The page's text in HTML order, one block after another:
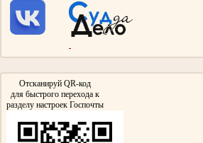
Дед Абдрашитовой Мусфиры Габдулловны -
Участвовал в сражении на Курской Дуге и
Награжден Орденом Красной звезды, Медалью
Медалью «За победу над Германией в Великой
Отсканируй QR-код
для быстрого перехода к
разделу настроек Госпочты